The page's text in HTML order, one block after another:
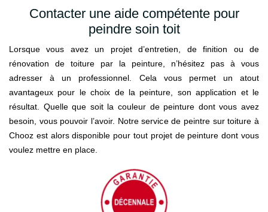
Contacter une aide compétente pour
peindre soin toit
Lorsque vous avez un projet d’entretien, de finition ou de
rénovation de toiture par la peinture, n’hésitez pas à vous
adresser à un professionnel. Cela vous permet un atout
avantageux pour le choix de la peinture, son application et le
résultat. Quelle que soit la couleur de peinture dont vous avez
besoin, vous pouvoir l’avoir. Notre service de peintre sur toiture à
Chooz est alors disponible pour tout projet de peinture dont vous
voulez mettre en place.